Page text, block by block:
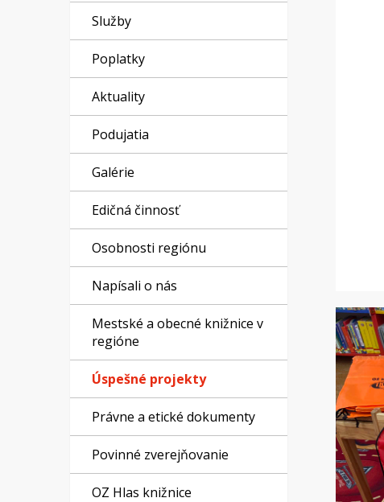
Služby
Poplatky
Aktuality
Podujatia
Galérie
Edičná činnosť
Osobnosti regiónu
Napísali o nás
Mestské a obecné knižnice v
regióne
Úspešné projekty
Právne a etické dokumenty
Povinné zverejňovanie
OZ Hlas knižnice